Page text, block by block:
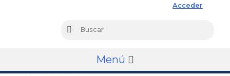
Acceder
Buscar
Menú